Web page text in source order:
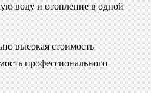
воду и отопление в одной
высокая стоимость
профессионального